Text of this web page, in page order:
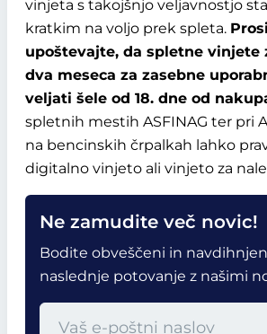
vinjeta s takojšnjo veljavnostjo
kratkim na voljo prek spleta.
upoštevajte, da spletne vinjete
dva meseca za zasebne
veljati šele od 18. dne od
spletnih mestih ASFINAG ter pri
na bencinskih črpalkah lahko
digitalno vinjeto ali vinjeto za
Ne zamudite več novic!
Bodite obveščeni in
naslednje potovanje z našimi